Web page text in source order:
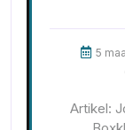
5
Artikel: